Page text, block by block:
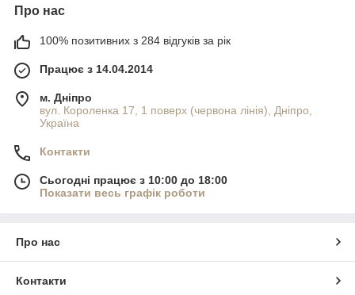
Про нас
100% позитивних з 284 відгуків за рік
Працює з 14.04.2014
м. Дніпро
вул. Короленка 17, 1 поверх (червона лінія), Дніпро,
Україна
Контакти
Сьогодні працює з 10:00 до 18:00
Показати весь графік роботи
Про нас
Контакти